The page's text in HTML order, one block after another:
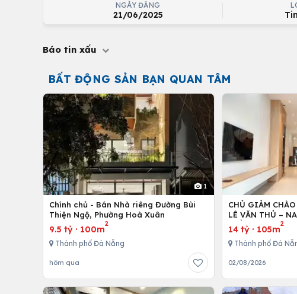
NGÀY ĐĂNG
21/06/2025
Báo tin xấu
BẤT ĐỘNG SẢN BẠN QUAN TÂM
1
Chính chủ - Bán Nhà riêng Đường Bùi
Thiện Ngộ, Phường Hoà Xuân
9.5 tỷ · 100m
2
Thành phố Đà Nẵng
hôm qua
CHỦ GIẢM
LÊ VĂN THỦ –
TIỀN 40TR/
14 tỷ · 105m
2
Thành phố Đà
02/08/2026